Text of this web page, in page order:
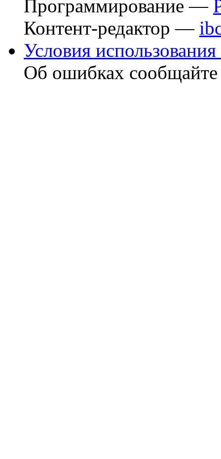
Программирование —
Контент-редактор —
Условия использования
Об ошибках